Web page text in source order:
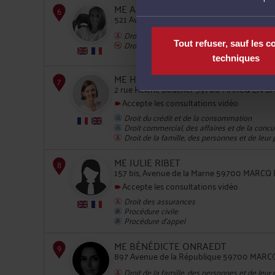
Tout refuser, sauf les
techniques
ME AMÉLIE DELMAIRE
521 Avenue de la République 59700
Droit de la famille, des personnes et de leur
Droit pénal
ME HÉLÈNE MAIRESSE
2 rue Hélène Boucher 59700 MARCQ EN
Accepte les consultations vidéo
Droit du crédit et de la consommation
Droit commercial, des affaires et de la
Droit de la famille, des personnes et de
ME JULIE RIBET
157 bis, Avenue de la Marne 59700 MARCQ
Accepte les consultations vidéo
Droit des assurances
Procédure civile
Procédure d'appel
ME BÉNÉDICTE ONRAEDT
897 Avenue de la République 59700
Droit de la famille, des personnes et de